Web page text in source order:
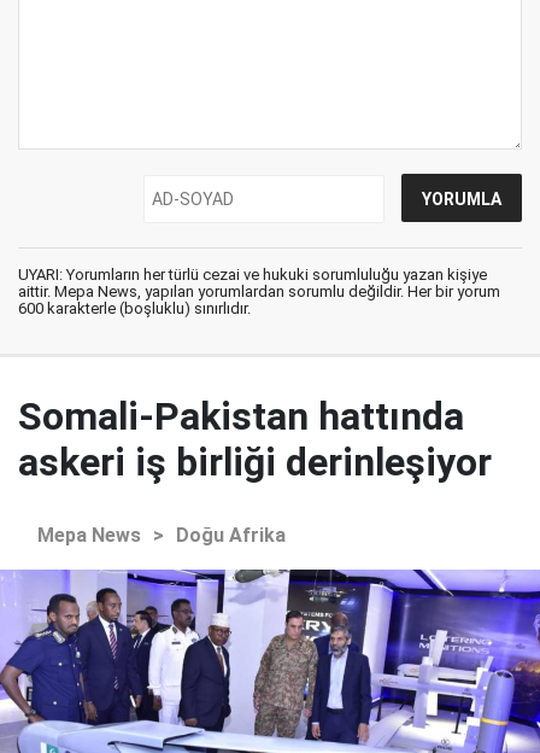
UYARI: Yorumların her türlü cezai ve hukuki sorumluluğu yazan kişiye
aittir. Mepa News, yapılan yorumlardan sorumlu değildir. Her bir yorum
600 karakterle (boşluklu) sınırlıdır.
Somali-Pakistan hattında
askeri iş birliği derinleşiyor
Mepa News > Doğu Afrika